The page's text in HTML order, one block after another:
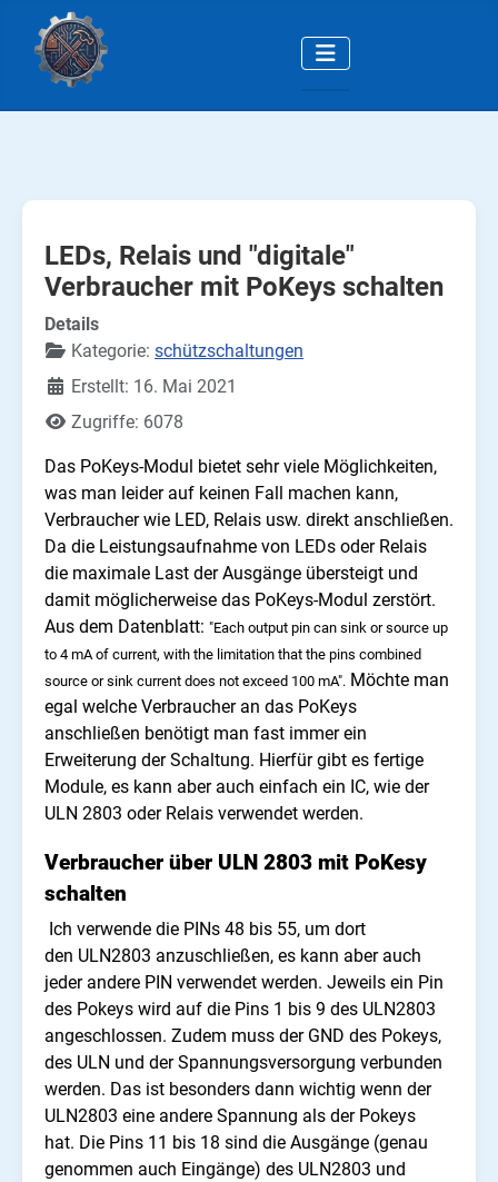
LEDs, Relais und "digitale"
Verbraucher mit PoKeys schalten
Details
Kategorie: schützschaltungen
Erstellt: 16. Mai 2021
Zugriffe: 6078
Das PoKeys-Modul bietet sehr viele Möglichkeiten,
was man leider auf keinen Fall machen kann,
Verbraucher wie LED, Relais usw. direkt anschließen.
Da die Leistungsaufnahme von LEDs oder Relais
die maximale Last der Ausgänge übersteigt und
damit möglicherweise das PoKeys-Modul zerstört.
Aus dem Datenblatt: "Each output pin can sink or source up
to 4 mA of current, with the limitation that the pins combined
source or sink current does not exceed 100 mA". Möchte man
egal welche Verbraucher an das PoKeys
anschließen benötigt man fast immer ein
Erweiterung der Schaltung. Hierfür gibt es fertige
Module, es kann aber auch einfach ein IC, wie der
ULN 2803 oder Relais verwendet werden.
Verbraucher über ULN 2803 mit PoKesy
schalten
Ich verwende die PINs 48 bis 55, um dort
den ULN2803 anzuschließen, es kann aber auch
jeder andere PIN verwendet werden. Jeweils ein Pin
des Pokeys wird auf die Pins 1 bis 9 des ULN2803
angeschlossen. Zudem muss der GND des Pokeys,
des ULN und der Spannungsversorgung verbunden
werden. Das ist besonders dann wichtig wenn der
ULN2803 eine andere Spannung als der Pokeys
hat. Die Pins 11 bis 18 sind die Ausgänge (genau
genommen auch Eingänge) des ULN2803 und